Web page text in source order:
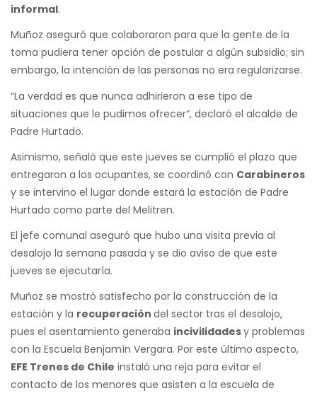
informal.
Muñoz aseguró que colaboraron para que la gente de la
toma pudiera tener opción de postular a algún subsidio; sin
embargo, la intención de las personas no era regularizarse.
“La verdad es que nunca adhirieron a ese tipo de
situaciones que le pudimos ofrecer“, declaró el alcalde de
Padre Hurtado.
Asimismo, señaló que este jueves se cumplió el plazo que
entregaron a los ocupantes, se coordinó con Carabineros
y se intervino el lugar donde estará la estación de Padre
Hurtado como parte del Melitren.
El jefe comunal aseguró que hubo una visita previa al
desalojo la semana pasada y se dio aviso de que este
jueves se ejecutaría.
Muñoz se mostró satisfecho por la construcción de la
estación y la recuperación del sector tras el desalojo,
pues el asentamiento generaba incivilidadesy problemas
con la Escuela Benjamín Vergara. Por este último aspecto,
EFE Trenes de Chile instaló una reja para evitar el
contacto de los menores que asisten a la escuela de